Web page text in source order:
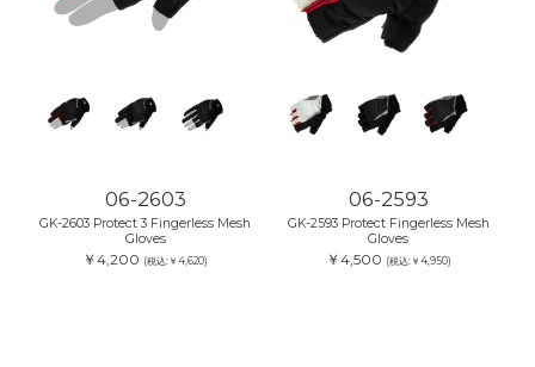
06-2603
GK-2603 Protect 3 Fingerless Mesh
Gloves
￥4,200 (税込:￥4,620)
06-2593
GK-2593 Protect Fingerless Mesh
Gloves
￥4,500 (税込:￥4,950)